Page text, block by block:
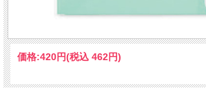
価格:420円(税込 462円)